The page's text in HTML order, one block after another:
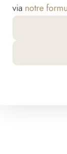
via notre